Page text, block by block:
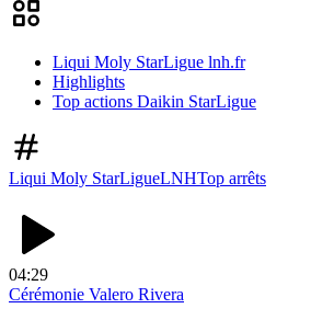
Liqui Moly StarLigue lnh.fr
Highlights
Top actions Daikin StarLigue
Liqui Moly StarLigueLNHTop arrêts
04:29
Cérémonie Valero Rivera